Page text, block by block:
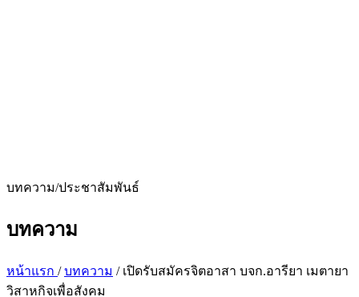
บทความ/ประชาสัมพันธ์
บทความ
หน้าแรก / บทความ / เปิดรับสมัครจิตอาสา บจก.อารียา เมตายา
วิสาหกิจเพื่อสังคม